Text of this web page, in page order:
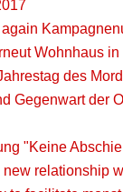
Wohnhaus in
des
Gegenwart der
"Keine
relationship